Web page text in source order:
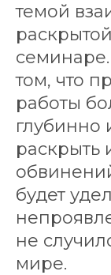
темой
том, что
работы
глубинно
раскрыть
будет
не
мире.